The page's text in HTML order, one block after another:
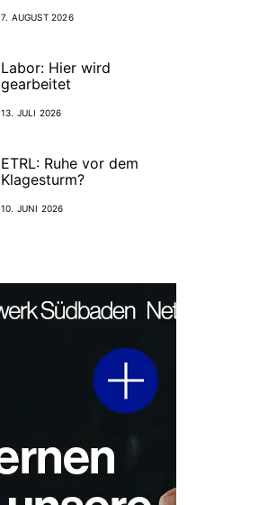
7. AUGUST 2026
Labor: Hier wird
gearbeitet
13. JULI 2026
ETRL: Ruhe vor dem
Klagesturm?
10. JUNI 2026